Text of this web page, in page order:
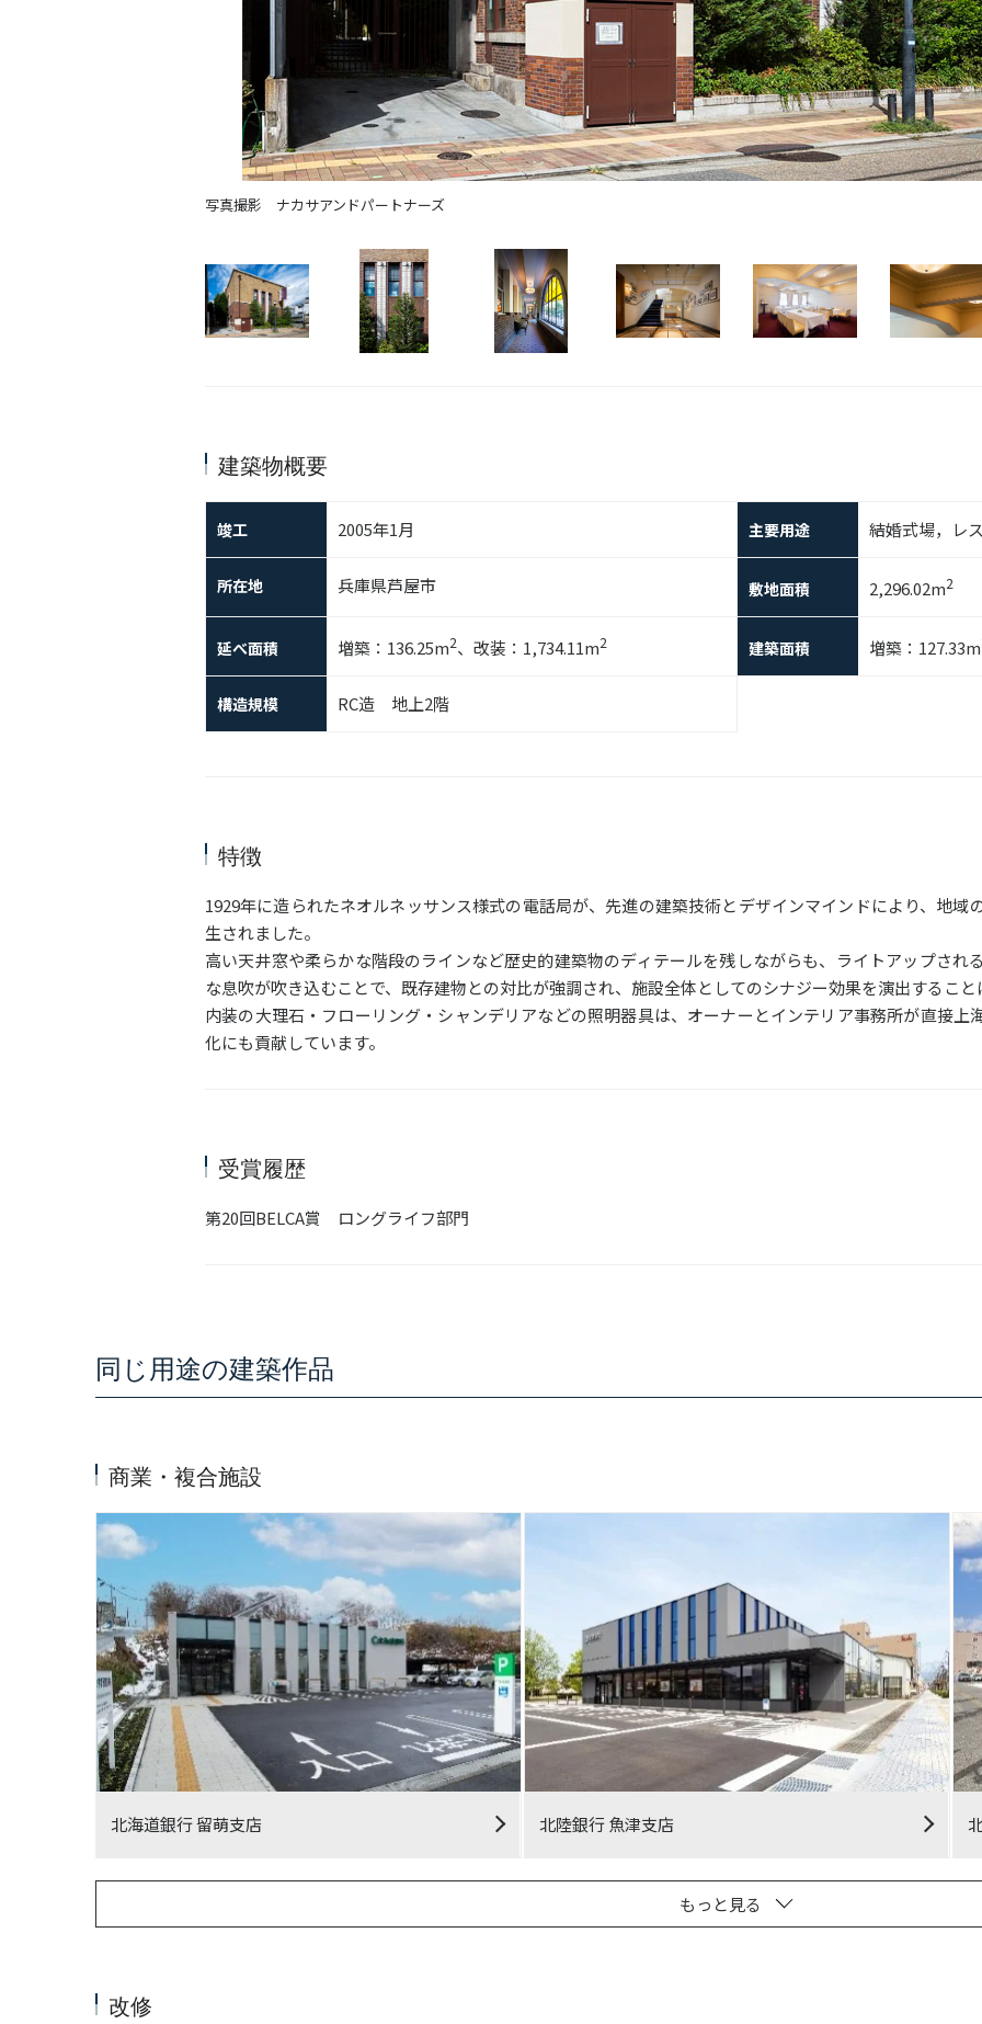
写真撮影 ナカサアンドパートナーズ
建築物概要
竣工 2005年1月 主要用途 結婚式場，レ
所在地 兵庫県芦屋市 敷地面積 2,296.02m2
延べ面積 増築：136.25m2、改装：1,734.11m2 建築面積 増築：127.33m
構造規模 RC造 地上2階
特徴
1929年に造られたネオルネッサンス様式の電話局が、先進の建築技術とデザインマインドにより、地域
生されました。
高い天井窓や柔らかな階段のラインなど歴史的建築物のディテールを残しながらも、ライトアップされ
な息吹が吹き込むことで、既存建物との対比が強調され、施設全体としてのシナジー効果を演出するこ
内装の大理石・フローリング・シャンデリアなどの照明器具は、オーナーとインテリア事務所が直接上
化にも貢献しています。
受賞履歴
第20回BELCA賞 ロングライフ部門
同じ用途の建築作品
商業・複合施設
北海道銀行 留萌支店 北陸銀行 魚津支店
もっと見る
改修